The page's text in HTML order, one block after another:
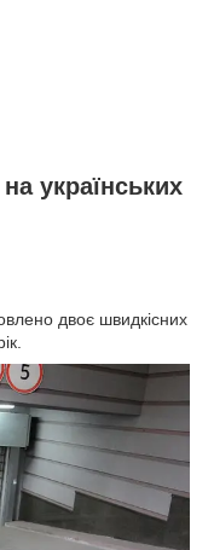
українських
двоє швидкісних